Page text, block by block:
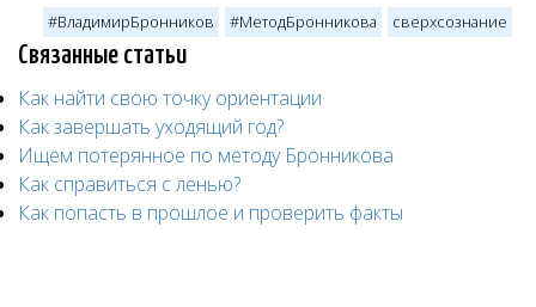
#ВладимирБронников #МетодБронникова сверхсознание
Связанные статьи
Как найти свою точку ориентации
Как завершать уходящий год?
Ищем потерянное по методу Бронникова
Как справиться с ленью?
Как попасть в прошлое и проверить факты